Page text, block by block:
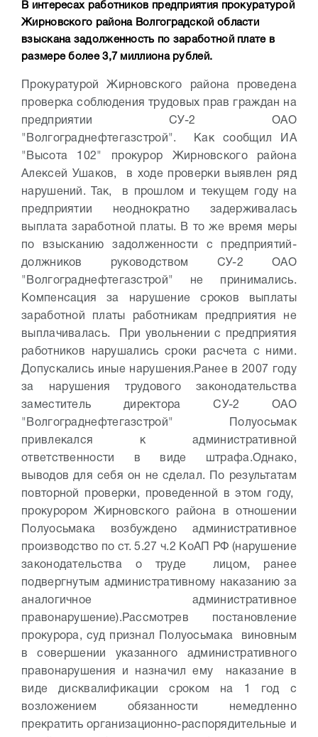
В интересах работников предприятия прокуратурой
Жирновского района Волгоградской области
взыскана задолженность по заработной плате в
размере более 3,7 миллиона рублей.
Прокуратурой Жирновского района проведена
проверка соблюдения трудовых прав граждан на
предприятии СУ-2 ОАО
"Волгограднефтегазстрой".
Как сообщил ИА
"Высота 102" прокурор Жирновского района
Алексей Ушаков, в ходе проверки выявлен ряд
нарушений. Так, в прошлом и текущем году на
предприятии неоднократно задерживалась
выплата заработной платы. В то же время меры
по взысканию задолженности с предприятий-
должников руководством СУ-2 ОАО
"Волгограднефтегазстрой" не принимались.
Компенсация за нарушение сроков выплаты
заработной платы работникам предприятия не
выплачивалась. При увольнении с предприятия
работников нарушались сроки расчета с ними.
Допускались иные нарушения. Ранее в 2007 году
за нарушения трудового законодательства
заместитель директора СУ-2 ОАО
"Волгограднефтегазстрой" Полуосьмак
привлекался к административной
ответственности в виде штрафа.Однако,
выводов для себя он не сделал. По результатам
повторной проверки, проведенной в этом году,
прокурором Жирновского района в отношении
Полуосьмака возбуждено административное
производство по ст. 5.27 ч.2 КоАП РФ (нарушение
законодательства о труде лицом, ранее
подвергнутым административному наказанию за
аналогичное административное
правонарушение). Рассмотрев постановление
прокурора, суд признал Полуосьмака виновным
в совершении указанного административного
правонарушения и назначил ему наказание в
виде дисквалификации сроком на 1 год с
возложением обязанности немедленно
прекратить организационно-распорядительные и